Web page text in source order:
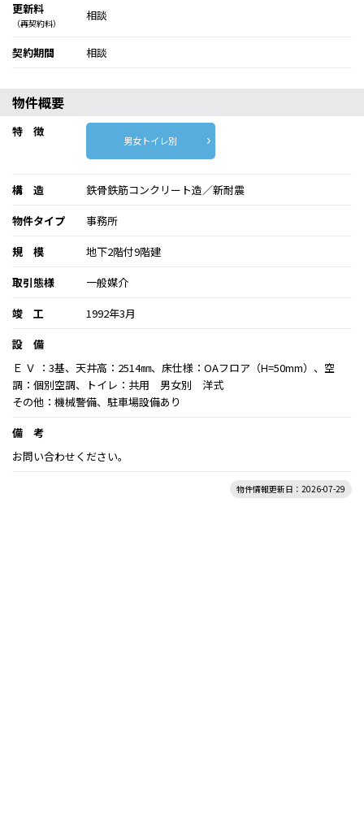
更新料
（再契約料）
相談
契約期間 相談
物件概要
特 徴
男女トイレ別
構 造
鉄骨鉄筋コンクリート造／新耐震
物件タイプ
事務所
規 模
地下2階付9階建
取引態様
一般媒介
竣 工
1992年3月
設 備
Ｅ Ｖ ：3基、天井高：2514㎜、床仕様：OAフロア（H=50mm）、空
調：個別空調、トイレ：共用 男女別 洋式
その他：機械警備、駐車場設備あり
備 考
お問い合わせください。
物件情報更新日：2026-07-29